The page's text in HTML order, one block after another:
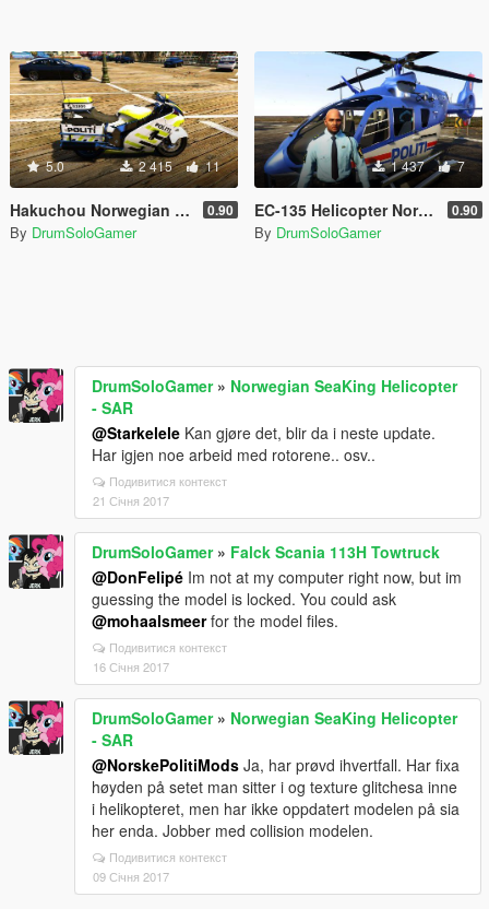
5.0 2 415 11
Hakuchou Norwegian Police Bike 0.90
By DrumSoloGamer
1 437 7
EC-135 Helicopter Norwegian Police 0.90
By DrumSoloGamer
DrumSoloGamer» Norwegian SeaKing Helicopter
- SAR
@Starkelele Kan gjøre det, blir da i neste update.
Har igjen noe arbeid med rotorene.. osv..
Подивитися контекст
21 Січня 2017
DrumSoloGamer» Falck Scania 113H Towtruck
@DonFelipé Im not at my computer right now, but im
guessing the model is locked. You could ask
@mohaalsmeerfor the model files.
Подивитися контекст
16 Січня 2017
DrumSoloGamer» Norwegian SeaKing Helicopter
- SAR
@NorskePolitiMods Ja, har prøvd ihvertfall. Har fixa
høyden på setet man sitter i og texture glitchesa inne
i helikopteret, men har ikke oppdatert modelen på sia
her enda. Jobber med collision modelen.
Подивитися контекст
09 Січня 2017